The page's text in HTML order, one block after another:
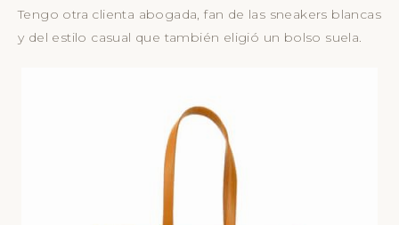
Tengo otra clienta abogada, fan de las sneakers blancas
y del estilo casual que también eligió un bolso suela.